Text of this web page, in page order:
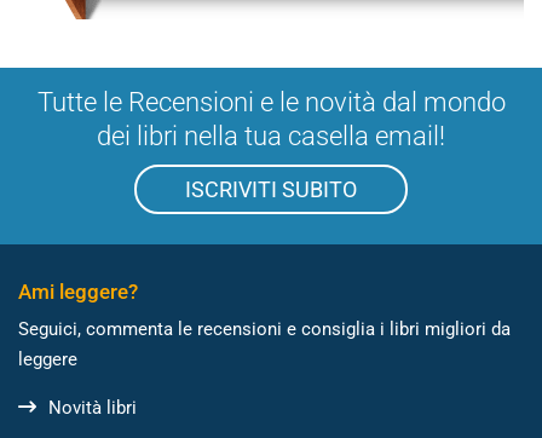
Tutte le Recensioni e le novità dal mondo
dei libri nella tua casella email!
ISCRIVITI SUBITO
Ami leggere?
Seguici, commenta le recensioni e consiglia i libri migliori da
leggere
Novità libri